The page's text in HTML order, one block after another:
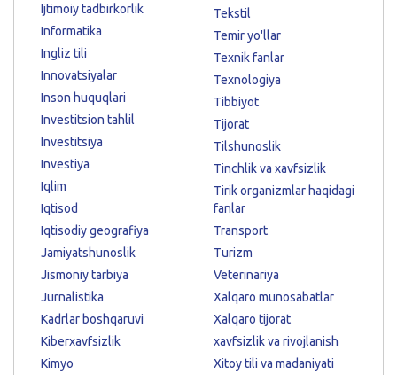
Ijtimoiy tadbirkorlik
Informatika
Ingliz tili
Innovatsiyalar
Inson huquqlari
Investitsion tahlil
Investitsiya
Investiya
Iqlim
Iqtisod
Iqtisodiy geografiya
Jamiyatshunoslik
Jismoniy tarbiya
Jurnalistika
Kadrlar boshqaruvi
Kiberxavfsizlik
Kimyo
Tekstil
Temir yo'llar
Texnik fanlar
Texnologiya
Tibbiyot
Tijorat
Tilshunoslik
Tinchlik va xavfsizlik
Tirik organizmlar haqidagi
fanlar
Transport
Turizm
Veterinariya
Xalqaro munosabatlar
Xalqaro tijorat
xavfsizlik va rivojlanish
Xitoy tili va madaniyati